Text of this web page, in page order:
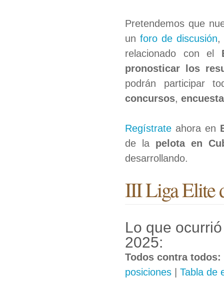
Pretendemos que
unforo de discusión,
relacionado con el
pronosticar los
podrán participar
concursos,
Regístrate ahora en
de la pelota en
desarrollando.
III Liga Elite
Lo que
2025:
Todos contra todos:
posiciones
Tabla de